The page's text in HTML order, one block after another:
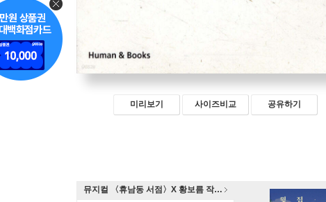
미리보기 사이즈비교 공유하기
뮤지컬 〈휴남동 서점〉X 황보름 작가 북토크